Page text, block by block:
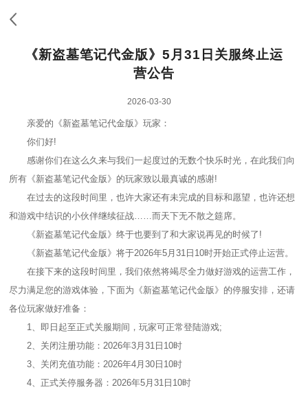
《新盗墓笔记代金版》5月31日关服终止运
营公告
2026-03-30
亲爱的《新盗墓笔记代金版》玩家：
你们好!
感谢你们在这么久来与我们一起度过的无数个快乐时光，在此我们向
所有《新盗墓笔记代金版》的玩家致以最真诚的感谢!
在过去的这段时间里，也许大家还有未完成的目标和愿望，也许还想
和游戏中结识的小伙伴继续征战……而天下无不散之筵席。
《新盗墓笔记代金版》终于也要到了和大家说再见的时候了!
《新盗墓笔记代金版》将于2026年5月31日10时开始正式停止运营。
在接下来的这段时间里，我们依然将竭尽全力做好游戏的运营工作，
尽力满足您的游戏体验，下面为《新盗墓笔记代金版》的停服安排，还请
各位玩家做好准备：
1、即日起至正式关服期间，玩家可正常登陆游戏;
2、关闭注册功能：2026年3月31日10时
3、关闭充值功能：2026年4月30日10时
4、正式关停服务器：2026年5月31日10时